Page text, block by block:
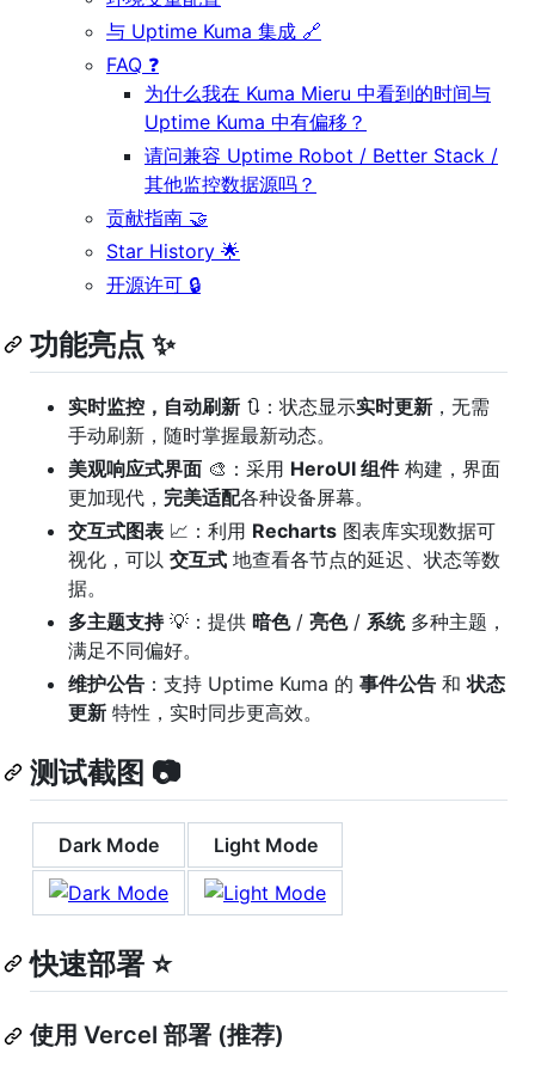
与 Uptime Kuma 集成 🔗
FAQ ❓
为什么我在 Kuma Mieru 中看到的时间与
Uptime Kuma 中有偏移？
请问兼容 Uptime Robot / Better Stack /
其他监控数据源吗？
贡献指南 🤝
Star History 🌟
开源许可 🔒
功能亮点 ✨
实时监控，自动刷新 🔃：状态显示实时更新 ，无需
手动刷新，随时掌握最新动态。
美观响应式界面 🎨：采用 HeroUI 组件构建，界面
更加现代， 完美适配各种设备屏幕。
交互式图表 📈：利用 Recharts 图表库实现数据可
视化，可以 交互式 地查看各节点的延迟、状态等数
据。
多主题支持💡：提供 暗色/ 亮色/ 系统多种主题，
满足不同偏好。
维护公告 ：支持 Uptime Kuma 的 事件公告 和状态
更新 特性，实时同步更高效。
测试截图 📷
Dark Mode Light Mode
快速部署 ⭐
使用 Vercel 部署 (推荐)